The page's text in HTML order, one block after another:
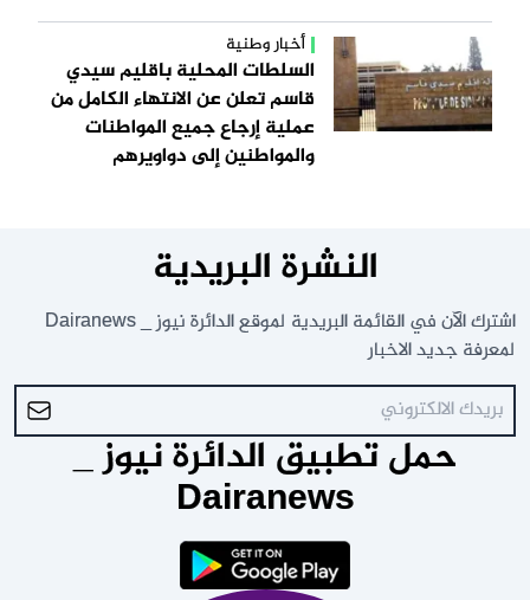
أخبار وطنية
السلطات المحلية باقليم سيدي
قاسم تعلن عن الانتهاء الكامل من
عملية إرجاع جميع المواطنات
والمواطنين إلى دواويرهم
النشرة البريدية
اشترك الآن في القائمة البريدية لموقع الدائرة نيوز _ Dairanews
لمعرفة جديد الاخبار
حمل تطبيق الدائرة نيوز _
Dairanews